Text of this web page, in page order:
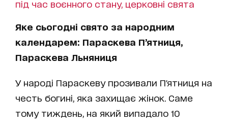
під час воєнного стану, церковні свята
Яке сьогодні свято за народним
календарем: Параскева П’ятниця,
Параскева Льняниця
У народі Параскеву прозивали П'ятниця на
честь богині, яка захищає жінок. Саме
тому тиждень, на який випадало 10